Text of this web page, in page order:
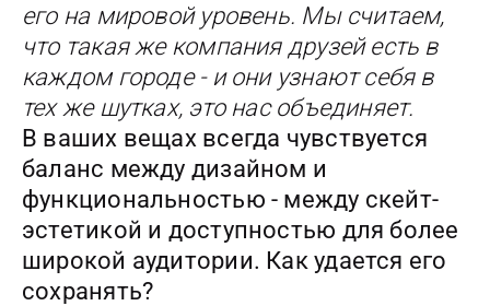
его на мировой уровень. Мы считаем,
что такая же компания друзей есть в
каждом городе - и они узнают себя в
тех же шутках, это нас объединяет.
В ваших вещах всегда чувствуется
баланс между дизайном и
функциональностью - между скейт-
эстетикой и доступностью для более
широкой аудитории. Как удается его
сохранять?